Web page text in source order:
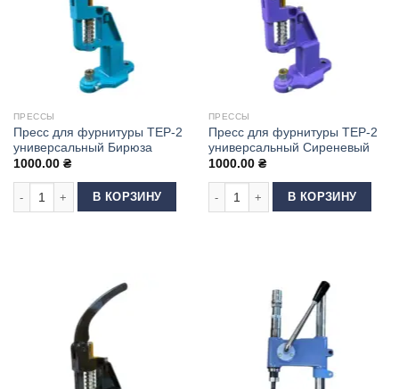
ПРЕССЫ
Пресс для фурнитуры ТЕР-2
универсальный Бирюза
1000.00 ₴
Количество товара Пресс для фурнитуры ТЕР-2 универсальный
В КОРЗИНУ
ПРЕССЫ
Пресс для фурнитуры ТЕР-2
универсальный Сиреневый
1000.00 ₴
Количество товара Пресс для
В КОРЗИНУ